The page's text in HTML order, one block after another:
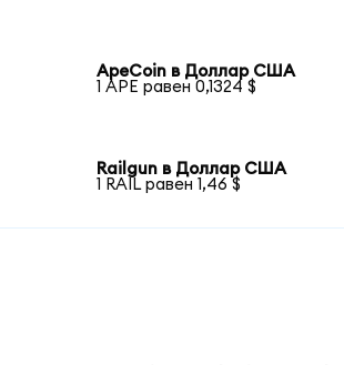
ApeCoin в Доллар США
1 APE равен 0,1324 $
Railgun в Доллар США
1 RAIL равен 1,46 $